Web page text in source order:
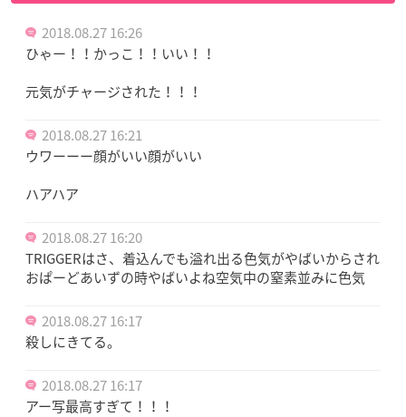
2018.08.27 16:26
ひゃー！！かっこ！！いい！！
元気がチャージされた！！！
2018.08.27 16:21
ウワーーー顔がいい顔がいい
ハアハア
2018.08.27 16:20
TRIGGERはさ、着込んでも溢れ出る色気がやばいからされ
おぱーどあいずの時やばいよね空気中の窒素並みに色気
2018.08.27 16:17
殺しにきてる。
2018.08.27 16:17
アー写最高すぎて！！！